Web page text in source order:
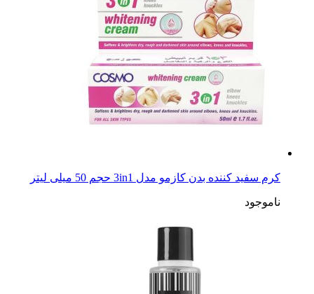
کرم سفید کننده بدن کازمو مدل 3in1 حجم 50 میلی لیتر
ناموجود